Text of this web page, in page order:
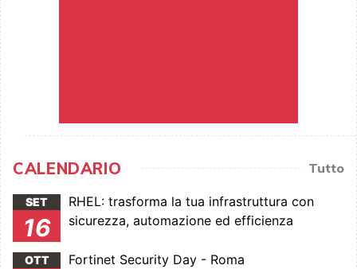
CALENDARIO Tutto
SET
16
RHEL: trasforma la tua infrastruttura con
sicurezza, automazione ed efficienza
OTT Fortinet Security Day - Roma